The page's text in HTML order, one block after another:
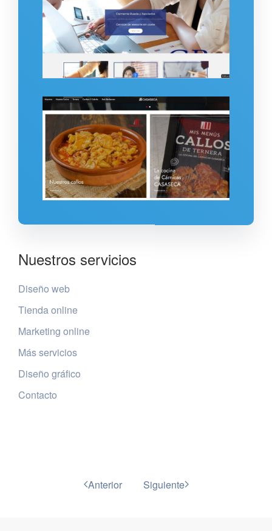
Nuestros servicios
Diseño web
Tienda online
Marketing online
Más servicios
Diseño gráfico
Contacto
Anterior Siguiente